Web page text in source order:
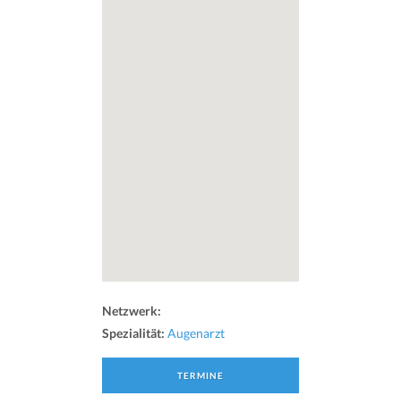
Netzwerk:
Spezialität: Augenarzt
TERMINE